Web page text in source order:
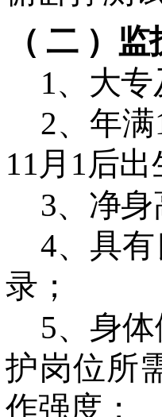
（ 二 ）监
1、大专
2、年
11月1后出
3、净
4、具
录；
5、身
护岗位所
作强度；